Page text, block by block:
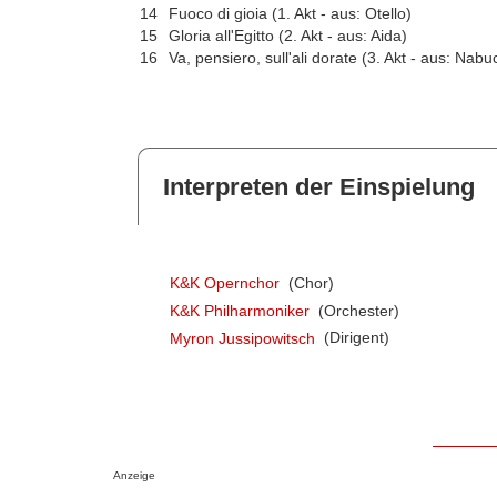
14
Fuoco di gioia (1. Akt - aus: Otello)
15
Gloria all'Egitto (2. Akt - aus: Aida)
16
Va, pensiero, sull'ali dorate (3. Akt - aus:
Interpreten der Einspielung
K&K Opernchor (Chor)
K&K Philharmoniker (Orchester)
Myron Jussipowitsch
(Dirigent)
Anzeige